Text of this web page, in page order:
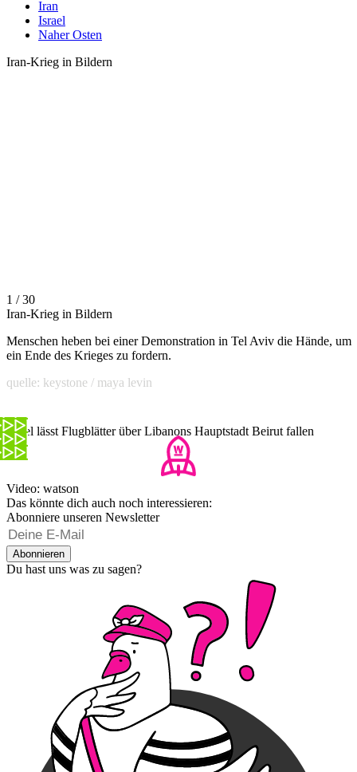
Iran
Israel
Naher Osten
Iran-Krieg in Bildern
1 / 30
Iran-Krieg in Bildern
Menschen heben bei einer Demonstration in Tel Aviv die Hände, um
ein Ende des Krieges zu fordern.
quelle: keystone / maya levin
Israel lässt Flugblätter über Libanons Hauptstadt Beirut fallen
Video: watson
Das könnte dich auch noch interessieren:
Abonniere unseren Newsletter
Abonnieren
Du hast uns was zu sagen?